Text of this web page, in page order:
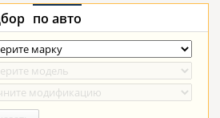
по авто